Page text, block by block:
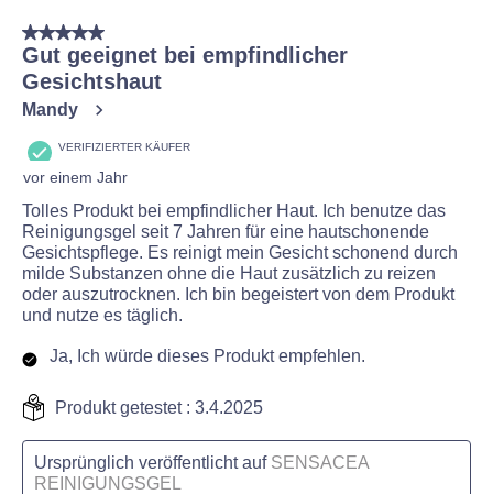
5 von 5 Sternen.
Gut geeignet bei empfindlicher
Gesichtshaut
Mandy
VERIFIZIERTER KÄUFER
vor einem Jahr
Tolles Produkt bei empfindlicher Haut. Ich benutze das
Reinigungsgel seit 7 Jahren für eine hautschonende
Gesichtspflege. Es reinigt mein Gesicht schonend durch
milde Substanzen ohne die Haut zusätzlich zu reizen
oder auszutrocknen. Ich bin begeistert von dem Produkt
und nutze es täglich.
Ja, Ich würde dieses Produkt empfehlen.
Produkt getestet : 3.4.2025
Ursprünglich veröffentlicht auf SENSACEA
REINIGUNGSGEL